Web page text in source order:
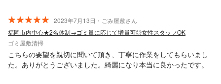
2023年7月13日・ごみ屋敷さん
福岡市内中心★2名体制→ゴミ量に応じて増員可◎女性スタッフOK
ゴミ屋敷清掃
こちらの要望を親切に聞いて頂き、丁寧に作業をしてもらいまし
た。ありがとうございました。綺麗になり本当に良かったです。